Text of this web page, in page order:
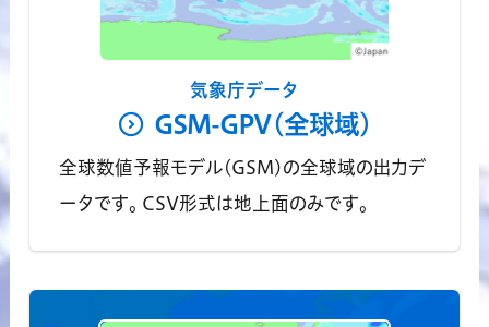
気象庁データ
GSM-GPV(全球域)
全球数値予報モデル(GSM)の全球域の出力デ
ータです。 CSV形式は地上面のみです。